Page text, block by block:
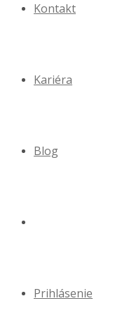
Kontakt
Kariéra
Blog
Prihlásenie